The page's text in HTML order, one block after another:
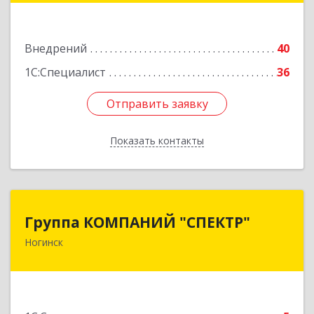
Внедрений
40
1С:Специалист
36
Отправить заявку
Показать контакты
Отправить заявку
Назад
Группа КОМПАНИЙ "СПЕКТР"
Ногинск
Группа КОМПАНИЙ "СПЕКТР"
142400, Московская обл, г.о.Богородский,